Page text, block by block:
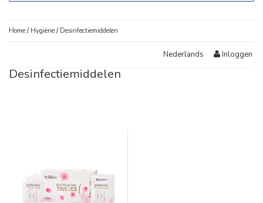
Home / Hygiëne / Desinfectiemiddelen
Nederlands Inloggen
Desinfectiemiddelen